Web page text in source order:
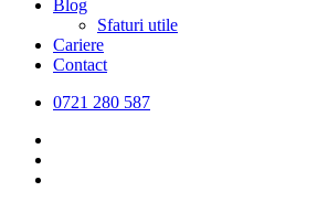
Blog
Sfaturi utile
Cariere
Contact
0721 280 587